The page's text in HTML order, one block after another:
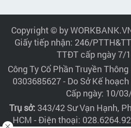
Copyright © by
Giấy tiếp nhận: 246/
TTĐT cấp ngày 7/
Công Ty Cổ Phần Truyền
0303685627 - Do Sở Kế
Cấp ngày: 10/
Trụ sở: 343/42 Sư Vạn Hạnh,
HCM - Điện thoại: